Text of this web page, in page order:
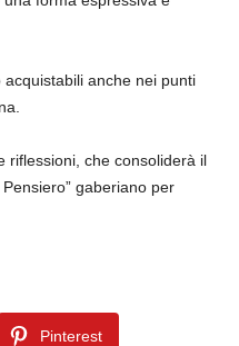
anche nei punti
riflessioni, che consoliderà il
gaberiano per
Pinterest